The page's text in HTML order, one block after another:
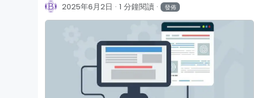
2025年6月2日 1 分鐘閱讀 發佈